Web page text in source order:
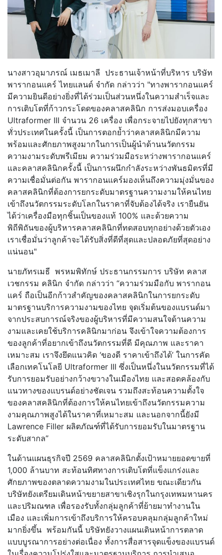
นางสาวอุมาภรณ์ เมธเมาลี ประธานเจ้าหน้าที่บริหาร บริษัท
พารากอนแคร์ ไทยแลนด์ จำกัด กล่าวว่า "ทางพารากอนแคร์
มีความยินดีอย่างยิ่งที่ได้ร่วมเป็นส่วนหนึ่งในความสำเร็จและ
การเติบโตที่ก้าวกระโดดของคลาสคลินิก การส่งมอบเครื่อง
Ultraformer III จำนวน 26 เครื่อง เพื่อกระจายไปยังทุกสาขา
ทั่วประเทศในครั้งนี้ เป็นการตอกย้ำว่าคลาสคลินิกมีความ
พร้อมและศักยภาพสูงมากในการเป็นผู้นำด้านนวัตกรรม
ความงามระดับพรีเมียม ความร่วมมือระหว่างพารากอนแคร์
และคลาสคลินิกครั้งนี้ เป็นการผนึกกำลังระหว่างพันธมิตรที่มี
ความเชื่อมั่นต่อกัน พารากอนแคร์มองเห็นถึงความมุ่งมั่นของ
คลาสคลินิกที่ต้องการยกระดับมาตรฐานความงามให้คนไทย
เข้าถึงนวัตกรรมระดับโลกในราคาที่จับต้องได้จริง เรายืนยัน
ได้ว่าเครื่องมือทุกชิ้นเป็นของแท้ 100% และด้วยความ
พิถีพิถันของผู้บริหารคลาสคลินิกที่ทดสอบทุกอย่างด้วยตัวเอง
เราเชื่อมั่นว่าลูกค้าจะได้รับสิ่งที่ดีที่สุดและปลอดภัยที่สุดอย่าง
แน่นอน"
นายภัทรเมธี พรหมพิทักษ์ ประธานกรรมการ บริษัท คลาส
เวชกรรม คลินิก จำกัด กล่าวว่า “ความร่วมมือกับ พารากอน
แคร์ ถือเป็นอีกก้าวสำคัญของคลาสคลินิกในการยกระดับ
มาตรฐานบริการความงามของไทย จุดเริ่มต้นของแบรนด์มา
จากประสบการณ์จริงของผู้บริหารที่มีความสนใจด้านความ
งามและเคยใช้บริการคลินิกมาก่อน จึงเข้าใจความต้องการ
ของลูกค้าที่อยากเข้าถึงนวัตกรรมที่ดี มีคุณภาพ และราคา
เหมาะสม เราจึงยึดแนวคิด ‘ของดี ราคาเข้าถึงได้’ ในการคัด
เลือกเทคโนโลยี Ultraformer III ซึ่งเป็นหนึ่งในนวัตกรรมที่ได้
รับการยอมรับอย่างกว้างขวางในเมืองไทย และสอดคล้องกับ
แนวทางของแบรนด์อย่างชัดเจน รวมถึงสะท้อนความตั้งใจ
ของคลาสคลินิกที่ต้องการให้คนไทยเข้าถึงนวัตกรรมความ
งามคุณภาพสูงได้ในราคาที่เหมาะสม และนอกจากนี้ยังมี
Lawrence Filler ผลิตภัณฑ์ที่ได้รับการยอมรับในมาตรฐาน
ระดับสากล”
ในด้านแผนธุรกิจปี 2569 คลาสคลินิกตั้งเป้าหมายยอดขายที่
1,000 ล้านบาท สะท้อนทิศทางการเติบโตที่แข็งแกร่งและ
ศักยภาพของตลาดความงามในประเทศไทย ขณะเดียวกัน
บริษัทยังเตรียมเดินหน้าขยายสาขาเชิงรุกในกรุงเทพมหานคร
และปริมณฑล เพื่อรองรับทั้งกลุ่มลูกค้าที่ย้ายมาทำงานใน
เมือง และเพิ่มการเข้าถึงบริการให้ครอบคลุมกลุ่มลูกค้าใหม่
มากยิ่งขึ้น พร้อมกันนี้ บริษัทยังวางแผนเดินหน้าการตลาด
แบบบูรณาการอย่างต่อเนื่อง ทั้งการสื่อสารจุดแข็งของแบรนด์